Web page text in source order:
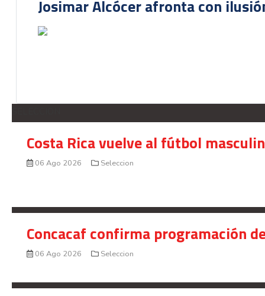
Josimar Alcócer afronta con
Costa Rica vuelve al fútbol
06 Ago 2026 Seleccion
Concacaf confirma programación
06 Ago 2026 Seleccion